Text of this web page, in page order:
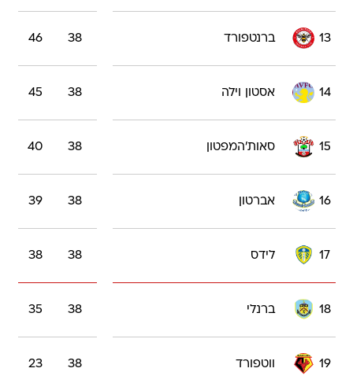
13 ברנטפורד 38
46
14 אסטון וילה 38
45
15 סאות'המפטון 38
40
16 אברטון 38
39
17 לידס 38
38
18 ברנלי 38
35
19 ווטפורד 38
23